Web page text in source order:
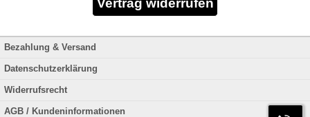
Bezahlung & Versand
Datenschutzerklärung
Widerrufsrecht
AGB / Kundeninformationen